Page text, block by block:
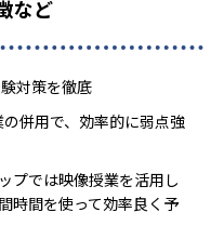
など
対策を徹底
併用で、効率的に弱点強
プでは映像授業を活用し
時間を使って効率良く予